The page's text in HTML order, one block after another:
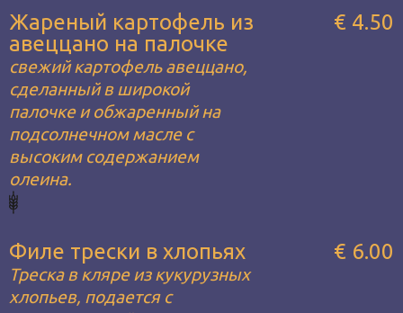
Жареный картофель из
авеццано на палочке
свежий картофель авеццано,
сделанный в широкой
палочке и обжаренный на
подсолнечном масле с
высоким содержанием
олеина.
€ 4.50
Филе трески в хлопьях
Треска в кляре из кукурузных
хлопьев, подается с
€ 6.00